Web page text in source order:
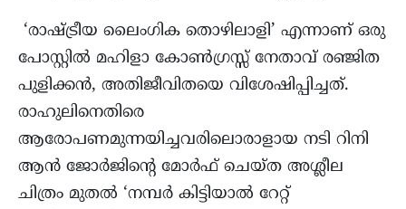
‘രാഷ്ട്രീയ ലൈംഗിക തൊഴിലാളി’ എന്നാണ് ഒരു
പോസ്റ്റിൽ മഹിളാ കോൺഗ്രസ്സ് നേതാവ് രഞ്ജിത
പുളിക്കൻ, അതിജീവിതയെ വിശേഷിപ്പിച്ചത്.
രാഹുലിനെതിരെ
ആരോപണമുന്നയിച്ചവരിലൊരാളായ നടി റിനി
ആൻ ജോർജിന്റെ മോർഫ് ചെയ്ത അശ്ലീല
ചിത്രം മുതൽ ‘നമ്പർ കിട്ടിയാൽ റേറ്റ്